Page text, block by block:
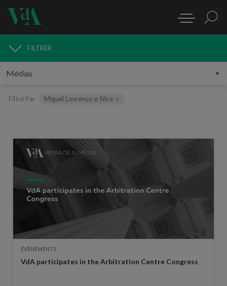
MÉDIAS
FILTRER
Filtré Par Miguel Lourenço e Silva
ÉVÈNEMENTS
VdA participates in the Arbitration Centre Congress